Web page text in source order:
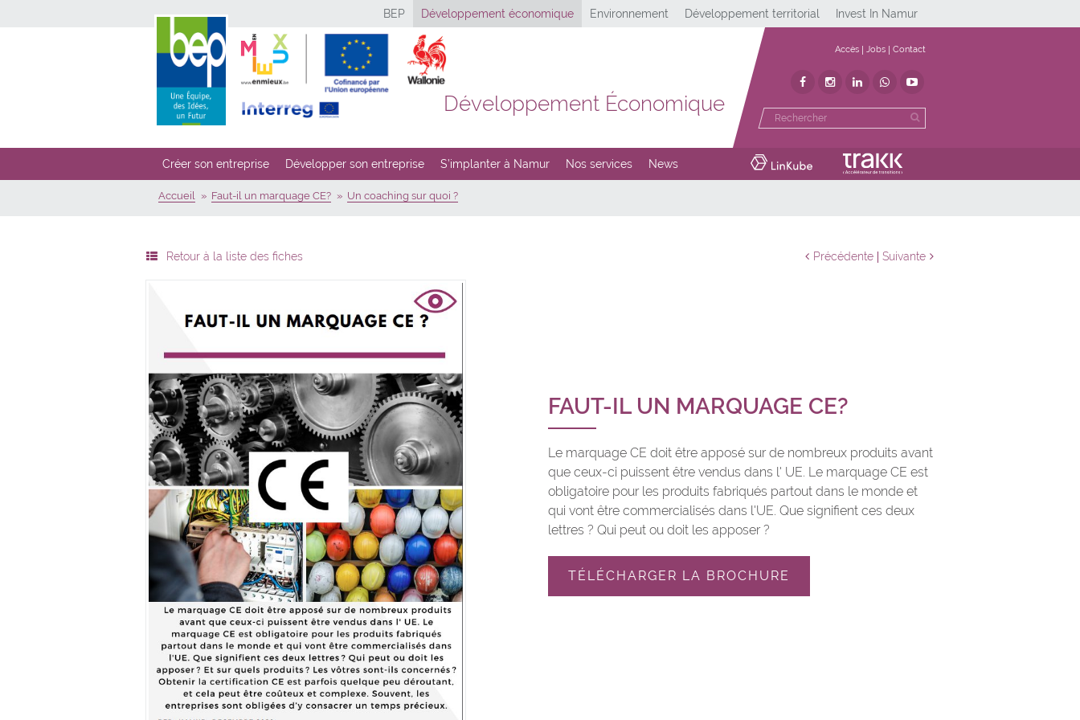
BEP Développement économique Environnement Développement territorial Invest In Namur
Développement Économique
Accès Jobs Contact
Créer son entreprise Développer son entreprise S’implanter à Namur Nos services News
Accueil Faut-il un marquage CE? Un coaching sur quoi ?
Retour à la liste des fiches Suivante
Précédente
FAUT-IL UN MARQUAGE CE?
Le marquage CE doit être apposé sur de nombreux produits avant
que ceux-ci puissent être vendus dans l' UE. Le marquage CE est
obligatoire pour les produits fabriqués partout dans le monde et
qui vont être commercialisés dans l'UE. Que signifient ces deux
lettres ? Qui peut ou doit les apposer ?
TÉLÉCHARGER LA BROCHURE